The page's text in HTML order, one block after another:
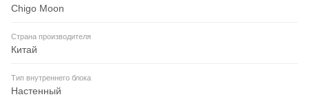
Chigo Moon
Страна производителя
Китай
Тип внутреннего блока
Настенный